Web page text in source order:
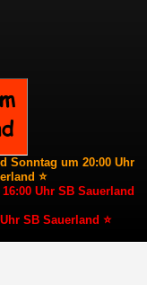
Sonntag um 20:00 Uhr
⭐
Uhr SB Sauerland
SB Sauerland ⭐